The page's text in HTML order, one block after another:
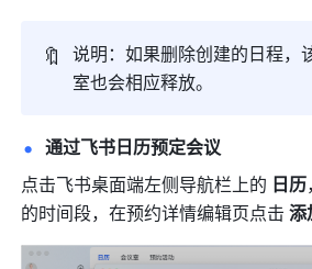
🔖
说明：如果删除创建的日程，
室也会相应释放。
通过飞书日历预定会议
点击飞书桌面端左侧导航栏上的 日历
的时间段，在预约详情编辑页点击 添